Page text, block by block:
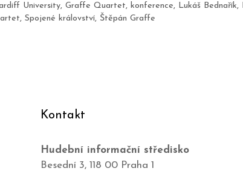
University, Graffe Quartet, konference, Lukáš Bednařík,
, Spojené království, Štěpán Graffe
Kontakt
Hudební informační středisko
Besední 3, 118 00 Praha 1